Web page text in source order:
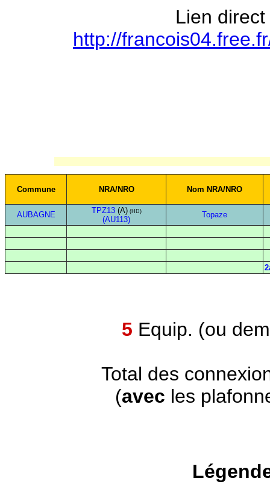
Lien
http://
Commune NRA/NRO Nom NRA/NRO
AUBAGNE TPZ13(A)(HD)
(AU113)
Topaze
5 Equip. (ou
Total des
(avec les